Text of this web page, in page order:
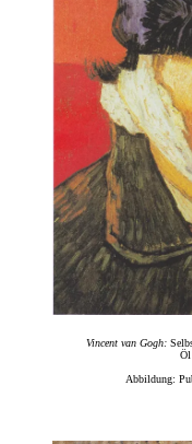
Vincent van Gogh:
Öl
Abbildung: